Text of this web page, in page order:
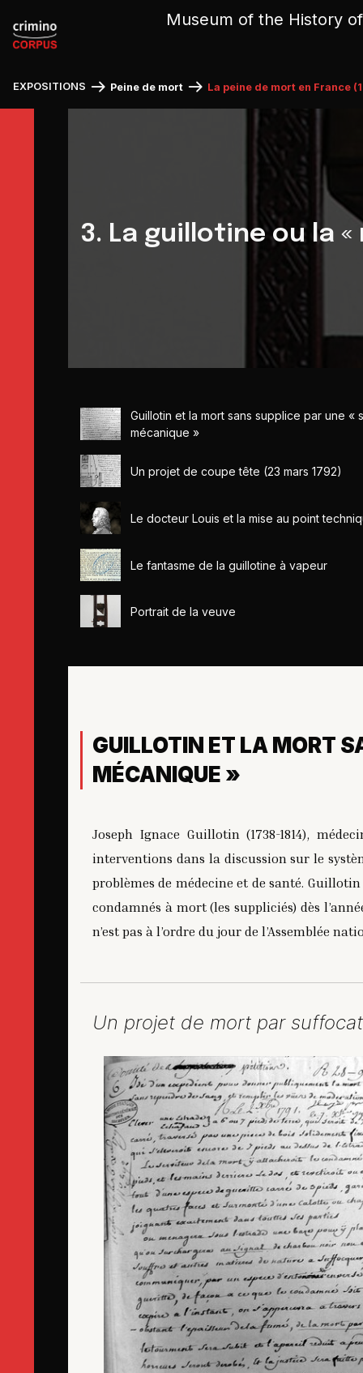
Museum of the History
EXPOSITIONS Peine de mort La peine de mort en France
3. La guillotine ou la
Guillotin et la mort sans supplice par une «
mécanique »
Un projet de coupe tête (23 mars 1792)
Le docteur Louis et la mise au point
Le fantasme de la guillotine à vapeur
Portrait de la veuve
GUILLOTIN ET LA MORT
MÉCANIQUE »
Joseph Ignace Guillotin (1738-1814),
interventions dans la discussion sur le
problèmes de médecine et de santé.
condamnés à mort (les suppliciés) dès
n’est pas à l’ordre du jour de l’Assemblée
Un projet de mort par
Cookies management panel